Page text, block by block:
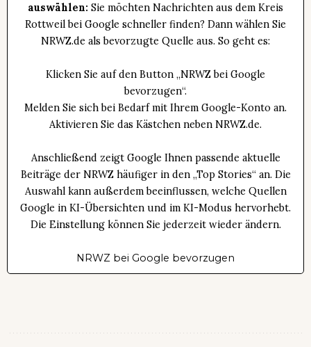
auswählen: Sie möchten Nachrichten aus dem Kreis
Rottweil bei Google schneller finden? Dann wählen Sie
NRWZ.de als bevorzugte Quelle aus. So geht es:
Klicken Sie auf den Button „NRWZ bei Google
bevorzugen“.
Melden Sie sich bei Bedarf mit Ihrem Google-Konto an.
Aktivieren Sie das Kästchen neben NRWZ.de.
Anschließend zeigt Google Ihnen passende aktuelle
Beiträge der NRWZ häufiger in den „Top Stories“ an. Die
Auswahl kann außerdem beeinflussen, welche Quellen
Google in KI-Übersichten und im KI-Modus hervorhebt.
Die Einstellung können Sie jederzeit wieder ändern.
NRWZ bei Google bevorzugen